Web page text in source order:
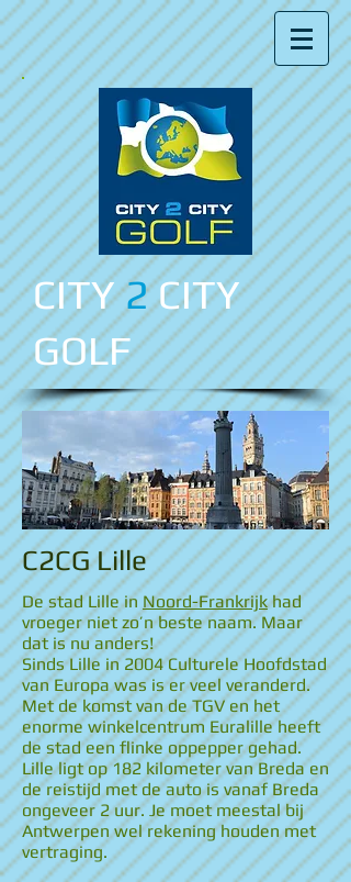
CITY2CITY
GOLF
C2CG Lille
De stad Lille in Noord-Frankrijkhad
vroeger niet zo’n beste naam. Maar
dat is nu anders!
Sinds Lille in 2004 Culturele Hoofdstad
van Europa was is er veel veranderd.
Met de komst van de TGV en het
enorme winkelcentrum Euralille heeft
de stad een flinke oppepper gehad.
Lille ligt op 182 kilometer van Breda en
de reistijd met de auto is vanaf Breda
ongeveer 2 uur. Je moet meestal bij
Antwerpen wel rekening houden met
vertraging.